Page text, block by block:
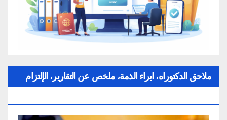
ملاحق الدكتوراه، ابراء الذمة، ملخص عن التقارير، الإلتزام